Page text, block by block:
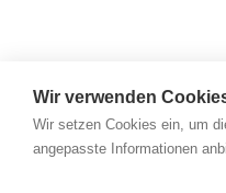
Wir verwenden
Wir setzen Cookies ein, um
angepasste Informationen